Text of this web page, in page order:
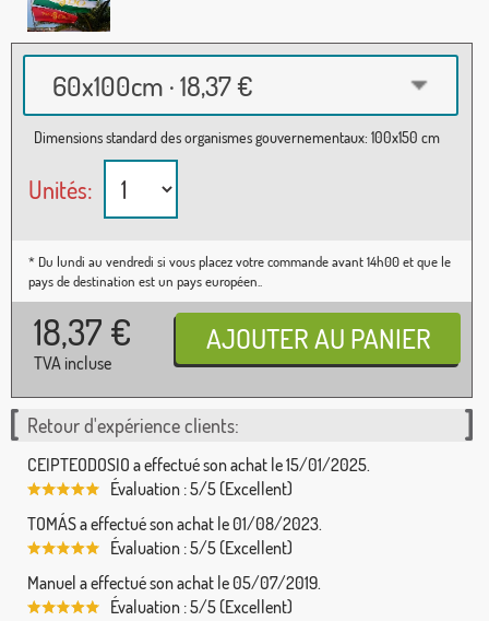
60x100cm · 18,37 €
Dimensions standard des organismes gouvernementaux: 100x150 cm
Unités:
* Du lundi au vendredi si vous placez votre commande avant 14h00 et que le
pays de destination est un pays européen..
18,37 €
TVA incluse
Retour d'expérience clients:
CEIPTEODOSIO a effectué son achat le 15/01/2025.
Évaluation : 5/5 (Excellent)
TOMÁS a effectué son achat le 01/08/2023.
Évaluation : 5/5 (Excellent)
Manuel a effectué son achat le 05/07/2019.
Évaluation : 5/5 (Excellent)